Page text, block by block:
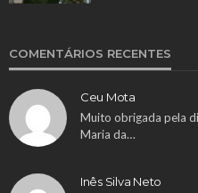
COMENTÁRIOS RECENTES
Ceu Mota
Muito obrigada pela
Maria da…
Inês Silva Neto